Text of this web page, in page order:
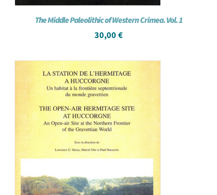
The Middle Paleolithic of Western Crimea. Vol. 1
30,00 €